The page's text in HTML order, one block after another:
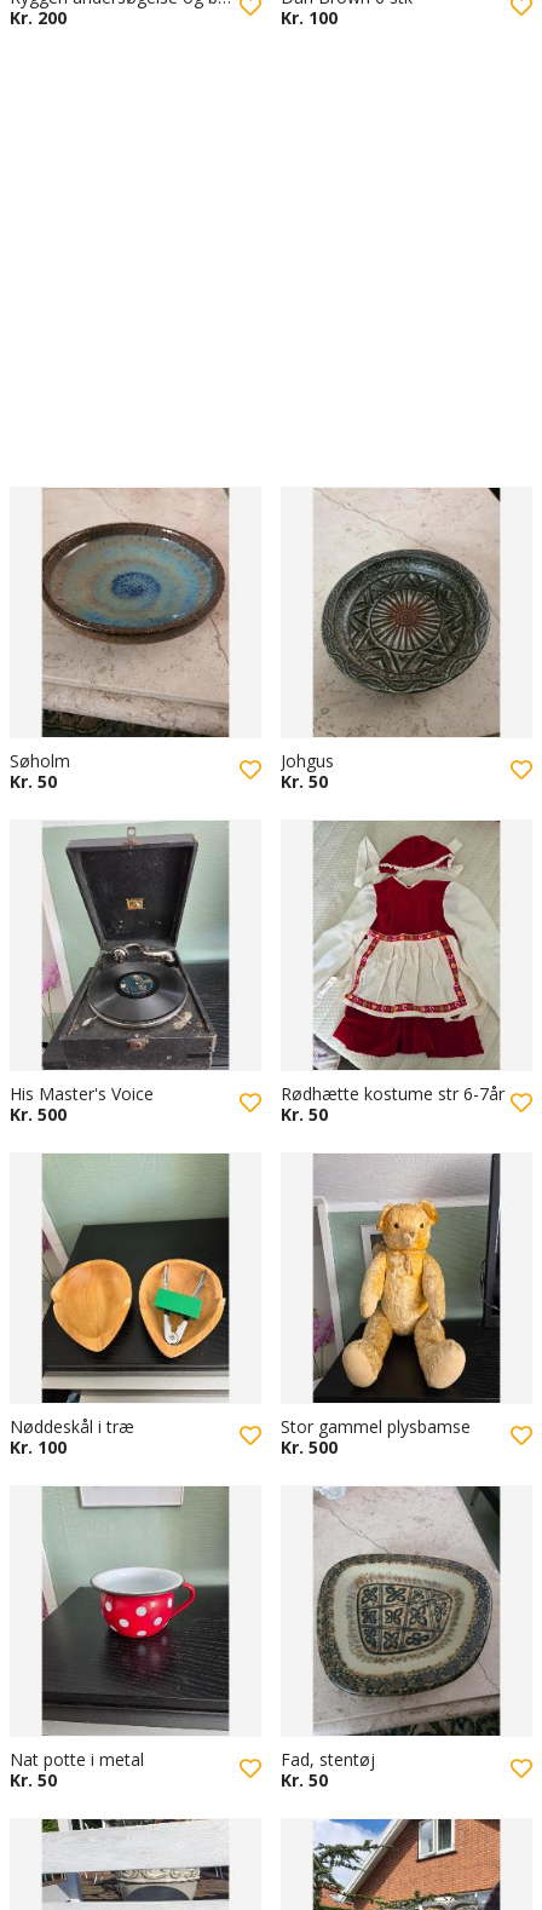
Kr. 200
Kr. 100
Søholm
Kr. 50
Johgus
Kr. 50
His Master's Voice
Kr. 500
Rødhætte kostume str 6-7år
Kr. 50
Nøddeskål i træ
Kr. 100
Stor gammel plysbamse
Kr. 500
Nat potte i metal
Kr. 50
Fad, stentøj
Kr. 50